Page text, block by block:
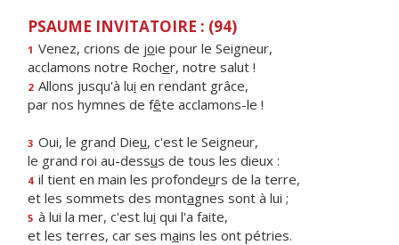
PSAUME INVITATOIRE : (94)
1 Venez, crions de joie pour le Seigneur,
acclamons notre Rocher, notre salut !
2 Allons jusqu'à lui en rendant grâce,
par nos hymnes de fête acclamons-le !
3 Oui, le grand Dieu, c'est le Seigneur,
le grand roi au-dessus de tous les dieux :
4 il tient en main les profondeurs de la terre,
et les sommets des montagnes sont à lui ;
5 à lui la mer, c'est lui qui l'a faite,
et les terres, car ses mains les ont pétries.